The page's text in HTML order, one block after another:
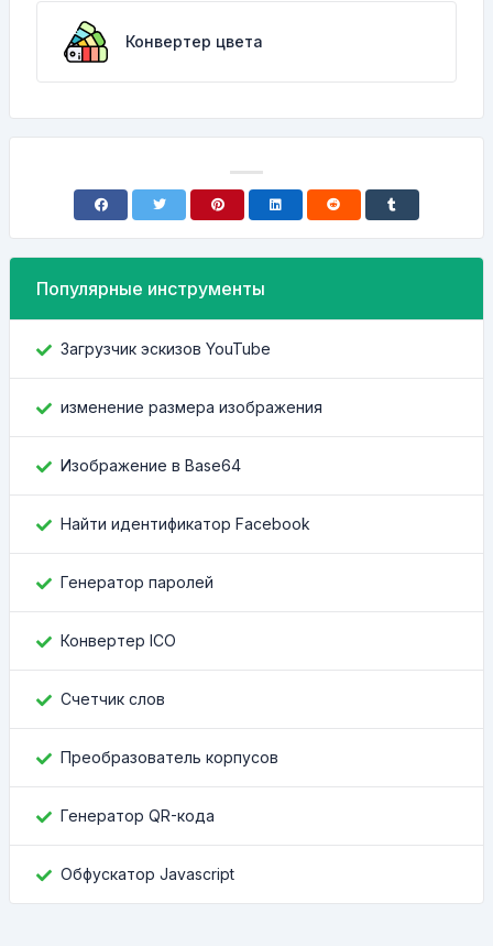
Конвертер цвета
Популярные инструменты
Загрузчик эскизов YouTube
изменение размера изображения
Изображение в Base64
Найти идентификатор Facebook
Генератор паролей
Конвертер ICO
Счетчик слов
Преобразователь корпусов
Генератор QR-кода
Обфускатор Javascript